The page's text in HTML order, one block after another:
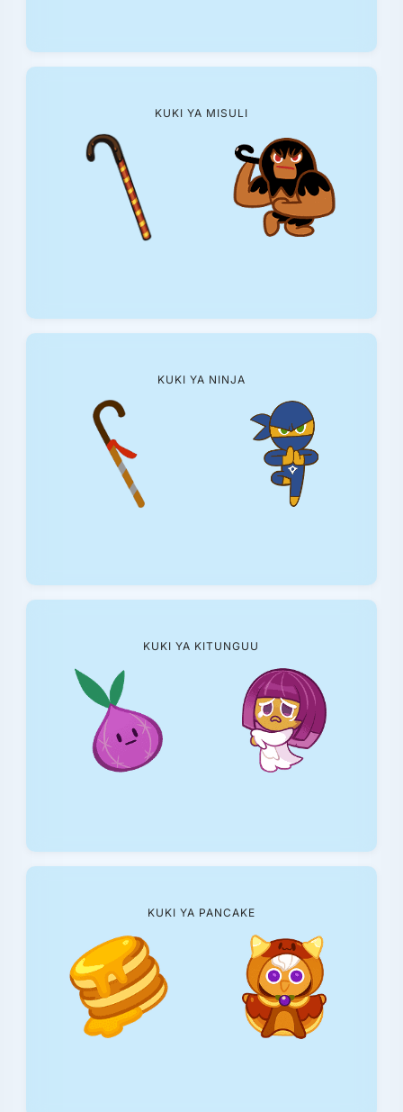
KUKI YA MISULI
KUKI YA NINJA
KUKI YA KITUNGUU
KUKI YA PANCAKE